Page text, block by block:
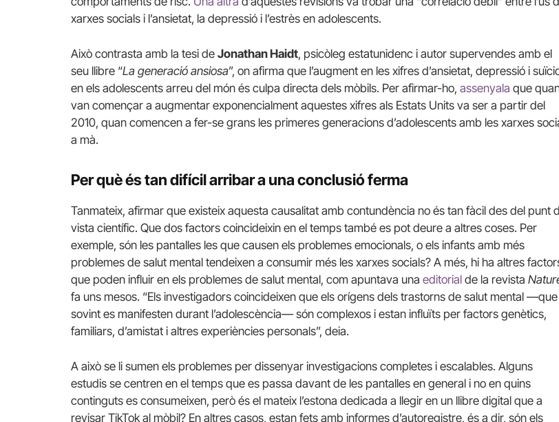
xarxes socials i l’ansietat, la depressió i l’estrès en adolescents.
Això contrasta amb la tesi de Jonathan Haidt, psicòleg estatunidenc i autor supervendes amb el
seu llibre “La generació ansiosa”, on afirma que l’augment en les xifres d’ansietat, depressió i
en els adolescents arreu del món és culpa directa dels mòbils. Per afirmar-ho, assenyala que
van començar a augmentar exponencialment aquestes xifres als Estats Units va ser a partir del
2010, quan comencen a fer-se grans les primeres generacions d’adolescents amb les xarxes
a mà.
Per què és tan difícil arribar a una conclusió ferma
Tanmateix, afirmar que existeix aquesta causalitat amb contundència no és tan fàcil des del punt
vista científic. Que dos factors coincideixin en el temps també es pot deure a altres coses. Per
exemple, són les pantalles les que causen els problemes emocionals, o els infants amb més
problemes de salut mental tendeixen a consumir més les xarxes socials? A més, hi ha altres
que poden influir en els problemes de salut mental, com apuntava una editorial de la revista
fa uns mesos. “Els investigadors coincideixen que els orígens dels trastorns de salut mental —que
sovint es manifesten durant l’adolescència— són complexos i estan influïts per factors genètics,
familiars, d’amistat i altres experiències personals”, deia.
A això se li sumen els problemes per dissenyar investigacions completes i escalables. Alguns
estudis se centren en el temps que es passa davant de les pantalles en general i no en quins
continguts es consumeixen, però és el mateix l’estona dedicada a llegir en un llibre digital que a
revisar TikTok al mòbil? En altres casos, estan fets amb informes d’autoregistre, és a dir, són els